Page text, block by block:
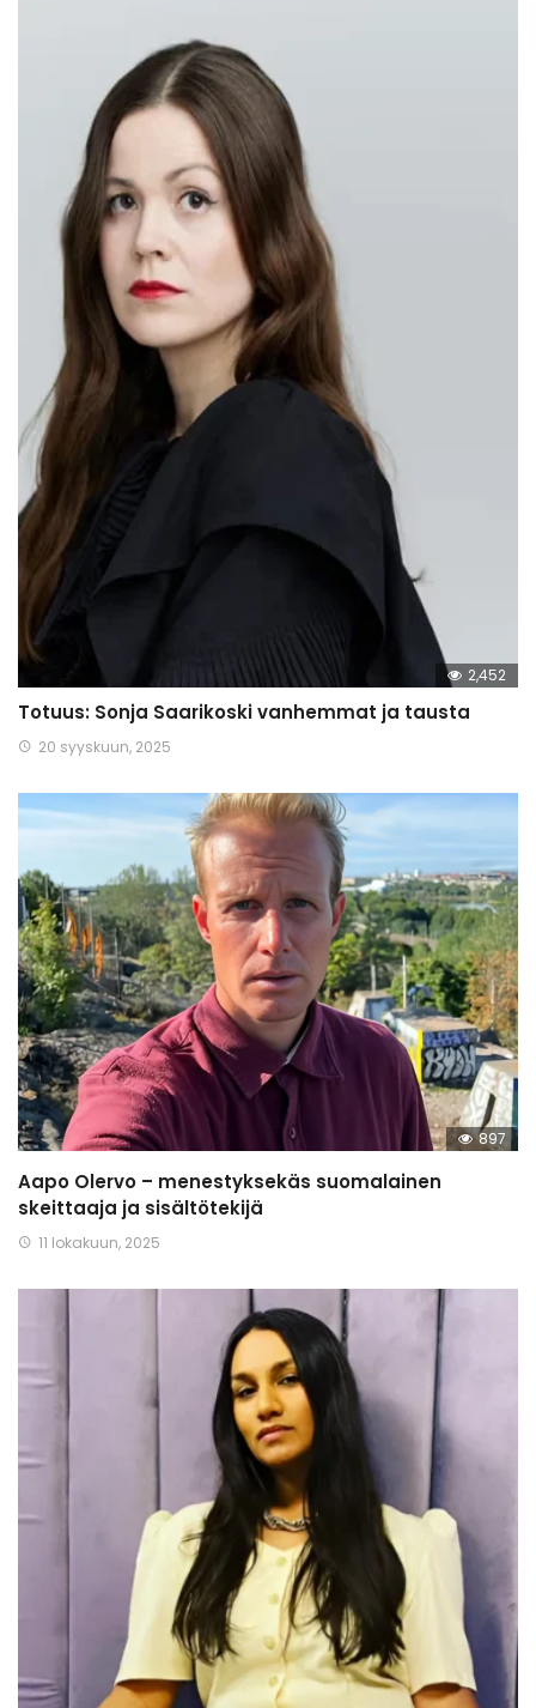
2,452
Totuus: Sonja Saarikoski vanhemmat ja tausta
20 syyskuun, 2025
897
Aapo Olervo – menestyksekäs suomalainen
skeittaaja ja sisältötekijä
11 lokakuun, 2025